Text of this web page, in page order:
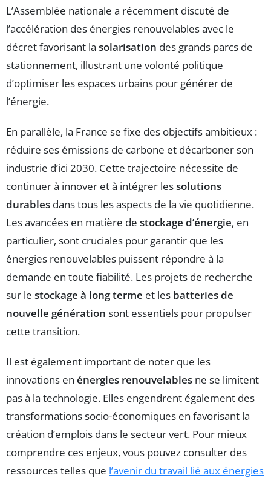
L’Assemblée nationale a récemment discuté de
l’accélération des énergies renouvelables avec le
décret favorisant la solarisation des grands parcs de
stationnement, illustrant une volonté politique
d’optimiser les espaces urbains pour générer de
l’énergie.
En parallèle, la France se fixe des objectifs ambitieux :
réduire ses émissions de carbone et décarboner son
industrie d’ici 2030. Cette trajectoire nécessite de
continuer à innover et à intégrer lessolutions
durables dans tous les aspects de la vie quotidienne.
Les avancées en matière de stockage d’énergie, en
particulier, sont cruciales pour garantir que les
énergies renouvelables puissent répondre à la
demande en toute fiabilité. Les projets de recherche
sur le stockage à long terme et les batteries de
nouvelle génération sont essentiels pour propulser
cette transition.
Il est également important de noter que les
innovations en énergies renouvelables ne se limitent
pas à la technologie. Elles engendrent également des
transformations socio-économiques en favorisant la
création d’emplois dans le secteur vert. Pour mieux
comprendre ces enjeux, vous pouvez consulter des
ressources telles que l’avenir du travail lié aux énergies